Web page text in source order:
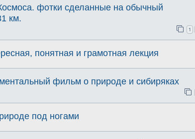
фотки сделанные на обычный
км.
1
понятная и грамотная лекция
фильм о природе и сибиряках
под ногами